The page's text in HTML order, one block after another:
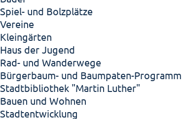
Spiel- und Bolzplätze
Vereine
Kleingärten
Haus der Jugend
Rad- und Wanderwege
Bürgerbaum- und Baumpaten-Programm
Stadtbibliothek "Martin Luther"
Bauen und Wohnen
Stadtentwicklung